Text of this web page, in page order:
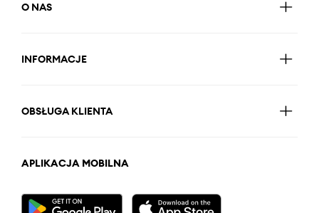
O NAS
INFORMACJE
OBSŁUGA KLIENTA
APLIKACJA MOBILNA